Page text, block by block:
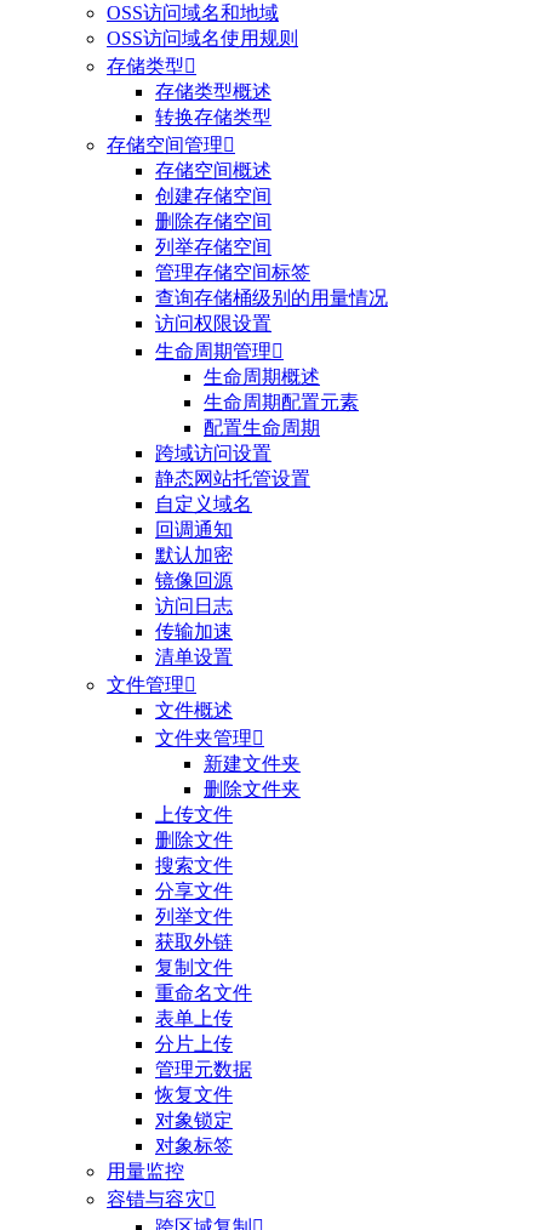
OSS访问域名和地域
OSS访问域名使用规则
存储类型
存储类型概述
转换存储类型
存储空间管理
存储空间概述
创建存储空间
删除存储空间
列举存储空间
管理存储空间标签
查询存储桶级别的用量情况
访问权限设置
生命周期管理
生命周期概述
生命周期配置元素
配置生命周期
跨域访问设置
静态网站托管设置
自定义域名
回调通知
默认加密
镜像回源
访问日志
传输加速
清单设置
文件管理
文件概述
文件夹管理
新建文件夹
删除文件夹
上传文件
删除文件
搜索文件
分享文件
列举文件
获取外链
复制文件
重命名文件
表单上传
分片上传
管理元数据
恢复文件
对象锁定
对象标签
用量监控
容错与容灾